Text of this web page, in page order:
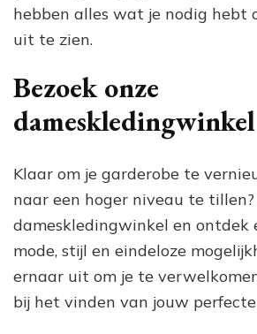
hebben alles wat je nodig hebt
uit te zien.
Bezoek onze
dameskledingwinkel
Klaar om je garderobe te
naar een hoger niveau te tillen?
dameskledingwinkel en ontdek
mode, stijl en eindeloze
ernaar uit om je te
bij het vinden van jouw